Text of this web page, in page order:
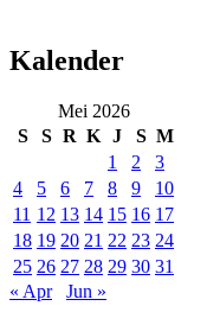
Kalender
Mei 2026
S
S R K J S M
1
2
3
4
5 6 7 8 9
10
11 12 13 14 15 16 17
18 19 20 21 22 23 24
25 26 27 28 29 30 31
« Apr
Jun »